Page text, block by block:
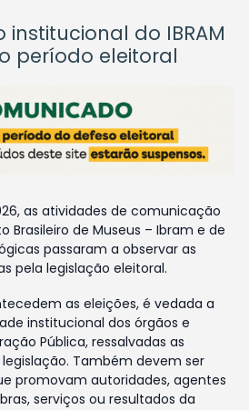
do IBRAM
período eleitoral
as atividades de comunicação
Brasileiro de Museus – Ibram e de
passaram a observar as
pela legislação eleitoral.
as eleições, é vedada a
institucional dos órgãos e
Pública, ressalvadas as
Também devem ser
promovam autoridades, agentes
serviços ou resultados da